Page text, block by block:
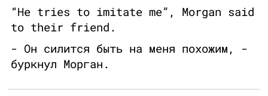
“He tries to imitate me”, Morgan said
to their friend.
- Он силится быть на меня похожим, -
буркнул Морган.